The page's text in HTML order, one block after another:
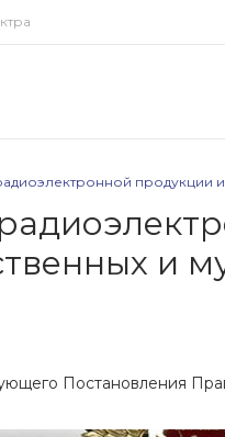
продукции
‎и
Постановления